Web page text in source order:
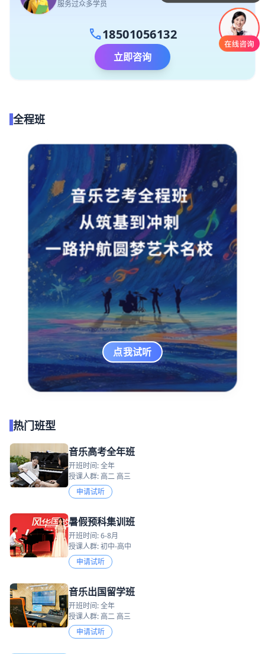
服务过众多学员
call18501056132
立即咨询
全程班
点我试听
热门班型
音乐高考全年班
开班时间: 全年
授课人群: 高二 高三
申请试听
暑假预科集训班
开班时间: 6-8月
授课人群: 初中-高中
申请试听
音乐出国留学班
开班时间: 全年
授课人群: 高二 高三
申请试听